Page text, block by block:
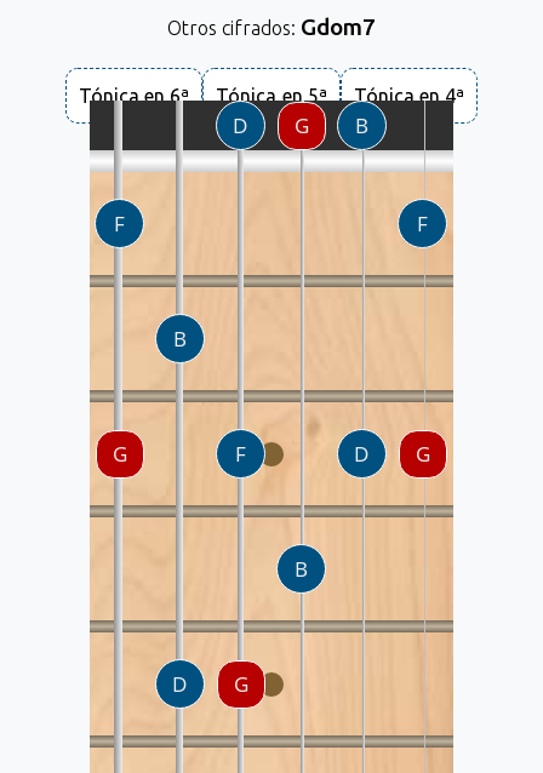
Otros cifrados: Gdom7
Tónica en 6ª Tónica en 5ª Tónica en 4ª